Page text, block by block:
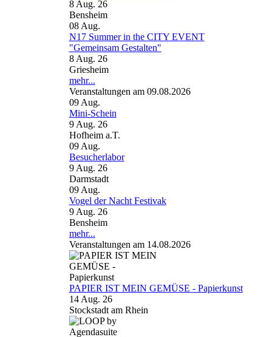
8 Aug. 26
Bensheim
08 Aug.
N17 Summer in the CITY EVENT
"Gemeinsam Gestalten"
8 Aug. 26
Griesheim
mehr...
Veranstaltungen am 09.08.2026
09 Aug.
Mini-Schein
9 Aug. 26
Hofheim a.T.
09 Aug.
Besucherlabor
9 Aug. 26
Darmstadt
09 Aug.
Vogel der Nacht Festivak
9 Aug. 26
Bensheim
mehr...
Veranstaltungen am 14.08.2026
PAPIER IST MEIN GEMÜSE - Papierkunst
14 Aug. 26
Stockstadt am Rhein